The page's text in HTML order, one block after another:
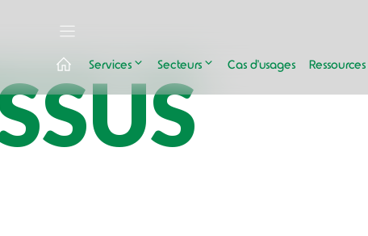
Services Secteurs Cas d’usages Ressources